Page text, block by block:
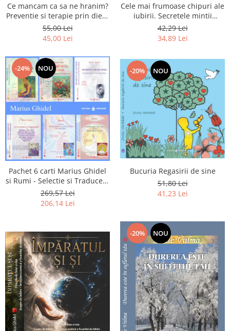
Ce mancam ca sa ne hranim?
Preventie si terapie prin dieta
in bolile cardiovasculare si in
diabetul zaharat
55,00 Lei
45,00 Lei
Cele mai frumoase chipuri ale
iubirii. Secretele mintii
omenesti in opera marelui
initiat, Rumi
42,29 Lei
34,89 Lei
-24% NOU
Pachet 6 carti Marius Ghidel
si Rumi - Selectie si Traducere
de Marius Ghidel
269,57 Lei
206,14 Lei
-20% NOU
Bucuria Regasirii de sine
51,80 Lei
41,23 Lei
-20% NOU